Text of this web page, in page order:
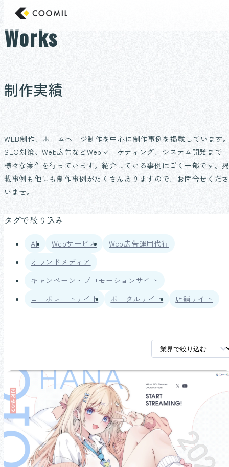
テ
ン
ス
プ
東京のホームページ制作/Web制作会社 クー
Works
制作実績
WEB制作、ホームページ制作を中心に制作事例を掲載しています
SEO対策、Web広告などWebマーケティング、システム開発まで
様々な案件を行っています。紹介している事例はごく一部です。
載事例も他にも制作事例がたくさんありますので、お問合せくださ
いませ。
タグで絞り込み
All Webサービス
Web広告運用代行
オウンドメディア
キャンペーン・プロモーションサイト
コーポレートサイト
ポータルサイト 店舗サイト